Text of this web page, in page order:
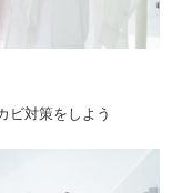
ビ対策をしよう